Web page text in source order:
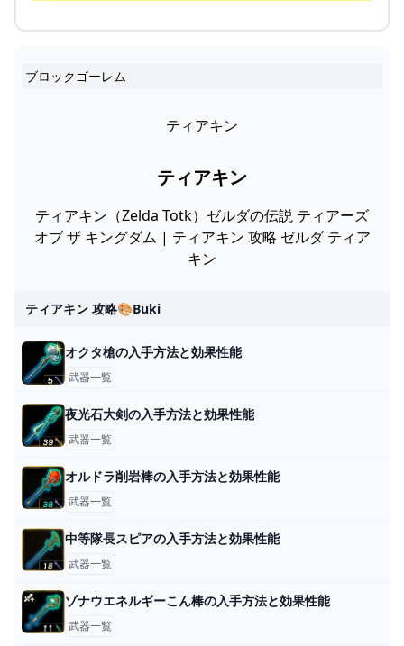
ブロックゴーレム
ティアキン
ティアキン
ティアキン（Zelda Totk）ゼルダの伝説 ティアーズ
オブ ザ キングダム | ティアキン 攻略 ゼルダ ティア
キン
ティアキン 攻略🎨buki
オクタ槍の入手方法と効果性能
武器一覧
夜光石大剣の入手方法と効果性能
武器一覧
オルドラ削岩棒の入手方法と効果性能
武器一覧
中等隊長スピアの入手方法と効果性能
武器一覧
ゾナウエネルギーこん棒の入手方法と効果性能
武器一覧